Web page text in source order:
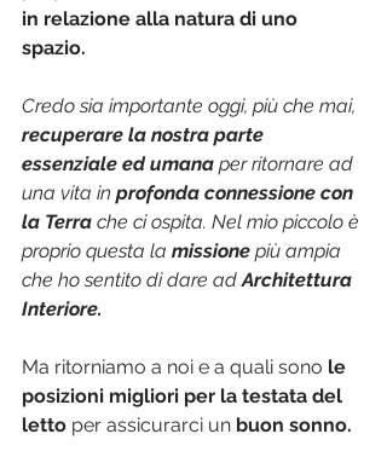
in relazione alla natura di uno
spazio.
Credo sia importante oggi, più che mai,
recuperare la nostra parte
essenziale ed umana per ritornare ad
una vita in profonda connessione con
la Terra che ci ospita. Nel mio piccolo è
proprio questa la missione più ampia
che ho sentito di dare ad Architettura
Interiore.
Ma ritorniamo a noi e a quali sono le
posizioni migliori per la testata del
letto per assicurarci un buon sonno.